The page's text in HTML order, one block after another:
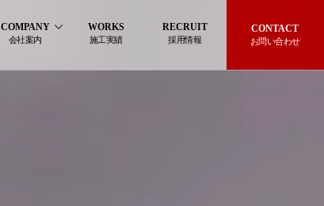
COMPANY
会社案内
WORKS
施工実績
RECRUIT
採用情報
CONTACT
お問い合わせ